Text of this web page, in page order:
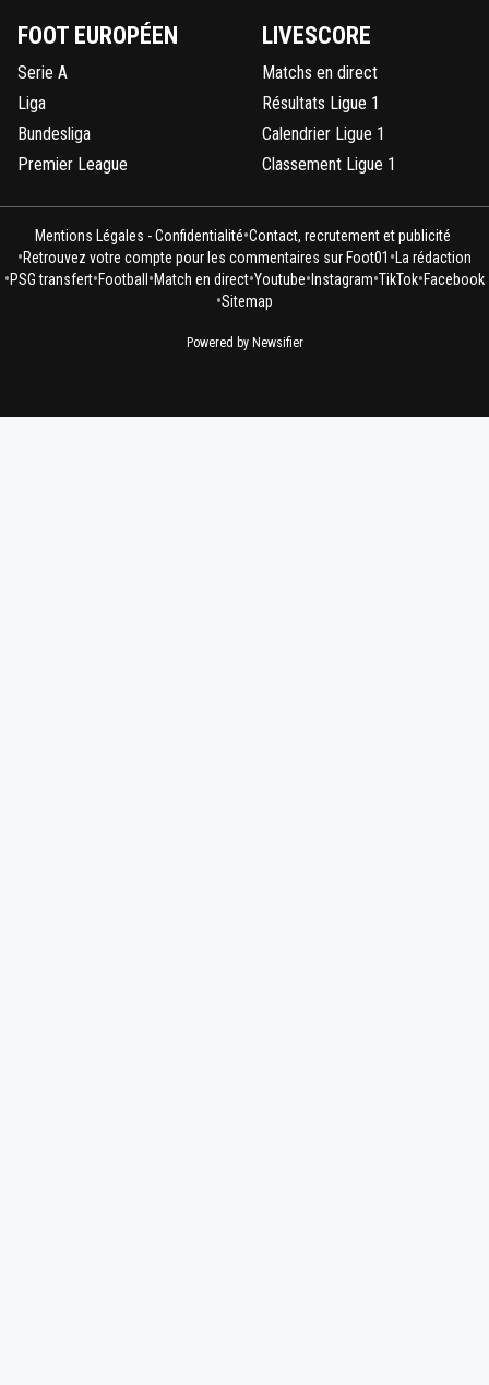
FOOT EUROPÉEN
Serie A
Liga
Bundesliga
Premier League
LIVESCORE
Matchs en direct
Résultats Ligue 1
Calendrier Ligue 1
Classement Ligue 1
Mentions Légales - Confidentialité•Contact, recrutement et publicité
•Retrouvez votre compte pour les commentaires sur Foot01 •La rédaction
•PSG transfert•Football •Match en direct•Youtube• Instagram•TikTok•Facebook
•Sitemap
Powered by Newsifier